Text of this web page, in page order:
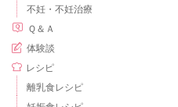
不妊・不妊治療
Ｑ＆Ａ
体験談
レシピ
離乳食レシピ